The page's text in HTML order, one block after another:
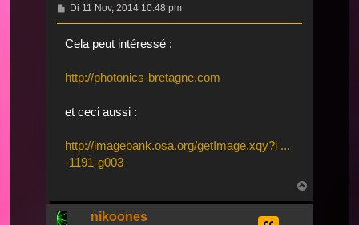
Beitrag
Di 11 Nov, 2014 10:48 pm
Cela peut intéressé :
http://photonics-bretagne.com
et ceci aussi :
http://imagebank.osa.org/getImage.xqy?i ...
-1191-g003
oben
nikoones